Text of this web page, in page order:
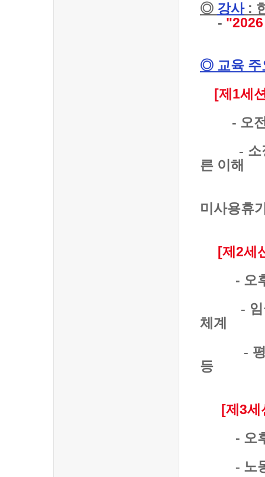
◎ 강사:
-
◎ 교육 주
[제1세
- 오전
- 소
른 이해
미사용휴
[제2세
- 오후
-
체계
-
등
[제3세
- 오후
- 노